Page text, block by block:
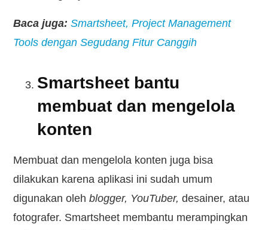
Baca juga: Smartsheet, Project Management
Tools dengan Segudang Fitur Canggih
Smartsheet bantu
membuat dan mengelola
konten
Membuat dan mengelola konten juga bisa
dilakukan karena aplikasi ini sudah umum
digunakan olehblogger, YouTuber, desainer, atau
fotografer. Smartsheet membantu merampingkan